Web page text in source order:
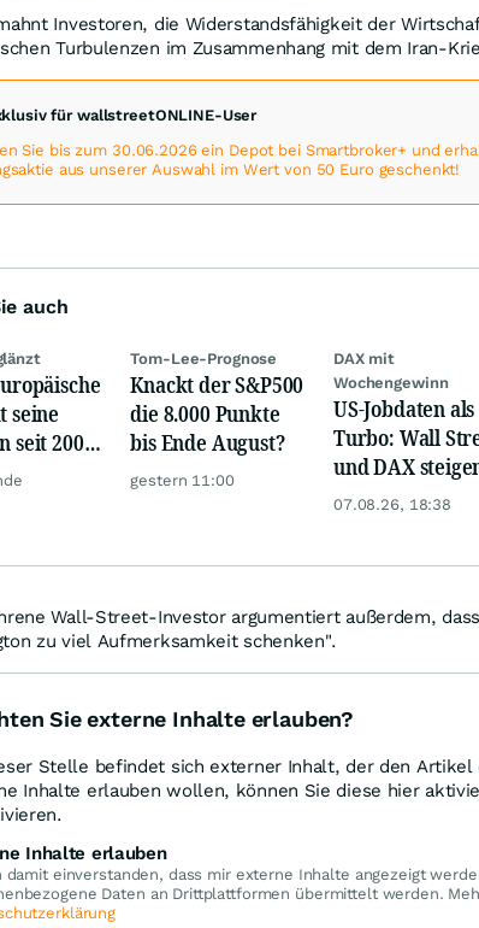
Investoren, die Widerstandsfähigkeit der
Turbulenzen im Zusammenhang mit dem Iran-
für wallstreetONLINE-User
Sie bis zum 30.06.2026 ein Depot bei Smartbroker+ und
aus unserer Auswahl im Wert von 50 Euro geschenkt!
auch
seine
seit 2002
Tom-Lee-Prognose
Knackt der S&P500
die 8.000 Punkte
bis Ende August?
gestern 11:00
DAX mit
Wochengewinn
US-Jobdaten als
Turbo: Wall
und DAX
Gold glänzt
07.08.26, 18:38
Wall-Street-Investor argumentiert außerdem,
zu viel Aufmerksamkeit schenken".
Sie externe Inhalte erlauben?
Stelle befindet sich externer Inhalt, der den Artikel
Inhalte erlauben wollen, können Sie diese hier
Inhalte erlauben
damit einverstanden, dass mir externe Inhalte angezeigt
Daten an Drittplattformen übermittelt werden.